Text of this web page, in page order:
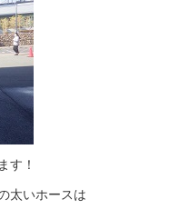
す！
太いホースは